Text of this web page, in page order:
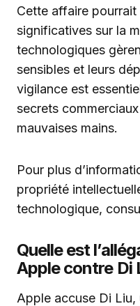
Cette affaire
significatives sur la
technologiques
sensibles et leurs
vigilance est
secrets
mauvaises mains.
Pour plus
propriété
technologique,
Quelle est
Apple contre Di
Apple accuse Di Liu,